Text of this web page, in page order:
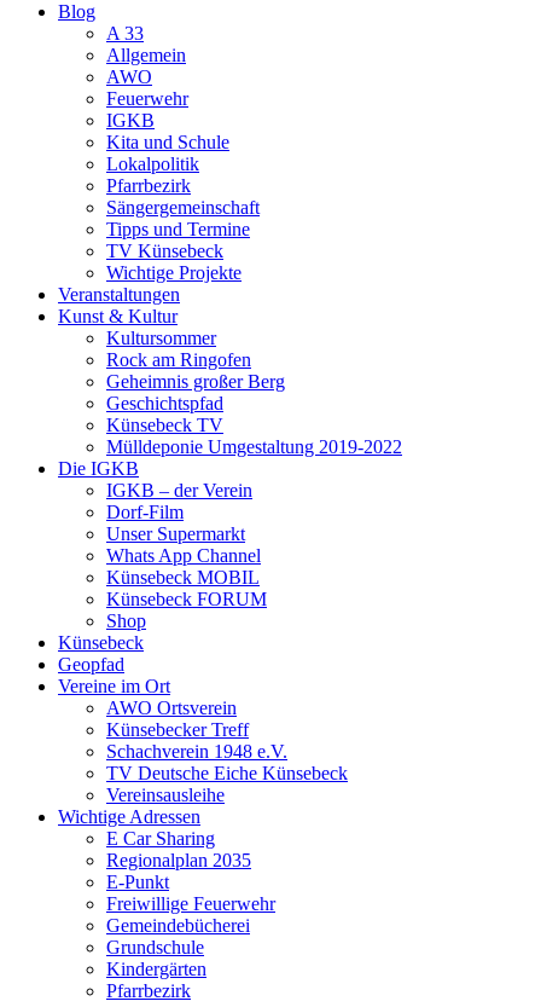
Blog
A 33
Allgemein
AWO
Feuerwehr
IGKB
Kita und Schule
Lokalpolitik
Pfarrbezirk
Sängergemeinschaft
Tipps und Termine
TV Künsebeck
Wichtige Projekte
Veranstaltungen
Kunst & Kultur
Kultursommer
Rock am Ringofen
Geheimnis großer Berg
Geschichtspfad
Künsebeck TV
Mülldeponie Umgestaltung 2019-2022
Die IGKB
IGKB – der Verein
Dorf-Film
Unser Supermarkt
Whats App Channel
Künsebeck MOBIL
Künsebeck FORUM
Shop
Künsebeck
Geopfad
Vereine im Ort
AWO Ortsverein
Künsebecker Treff
Schachverein 1948 e.V.
TV Deutsche Eiche Künsebeck
Vereinsausleihe
Wichtige Adressen
E Car Sharing
Regionalplan 2035
E-Punkt
Freiwillige Feuerwehr
Gemeindebücherei
Grundschule
Kindergärten
Pfarrbezirk